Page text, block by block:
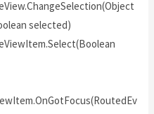
selected)